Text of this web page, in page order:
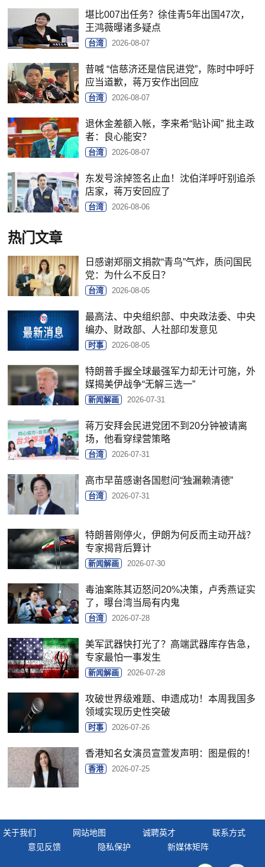
堪比007出任务？徐佳青5年出国47次，
王鸿薇曝诸多疑点
台湾 2026-08-07
昔喊 “信慈济还是信民进党”，陈时中呼吁
应当道歉，蒋万安作出回应
台湾 2026-08-07
退休金差额入帐，李来希“贴讣闻” 批主政
者：良心能安？
台湾 2026-08-07
东发号涂掉签名止血！沈伯洋呼吁别追杀
店家，蒋万安回应了
台湾 2026-08-06
热门文章
日感谢郑丽文捐款“青鸟”气炸，质问国民
党：为什么不反日？
台湾 2026-08-05
最高法、中央组织部、中央政法委、中央
编办、财政部、人社部印发意见
时事 2026-08-05
特朗普手握全球最强军力却无计可施，外
媒揭美伊战争“无解三选一”
新闻解画 2026-07-31
蒋万安拜会民进党团不到20分钟被请离
场，他看穿绿营策略
台湾 2026-07-31
高市早苗感谢各国慰问“独漏赖清德”
台湾 2026-07-31
特朗普刚停火，伊朗为何反而主动开战？
专家揭背后算计
新闻解画 2026-07-30
毒油案陈其迈怒问20%决策，卢秀燕证实
了，曝台湾当局有内鬼
台湾 2026-07-28
美军武器快打光了？高端武器库存告急，
专家最怕一事发生
新闻解画 2026-07-28
攻破世界级难题、申遗成功！本周我国多
领域实现历史性突破
时事 2026-07-26
香港知名女演员宣萱发声明：图是假的！
香港 2026-07-25
关于我们 网站地图 诚聘英才
联系方式
意见反馈
隐私保护 新媒体矩阵